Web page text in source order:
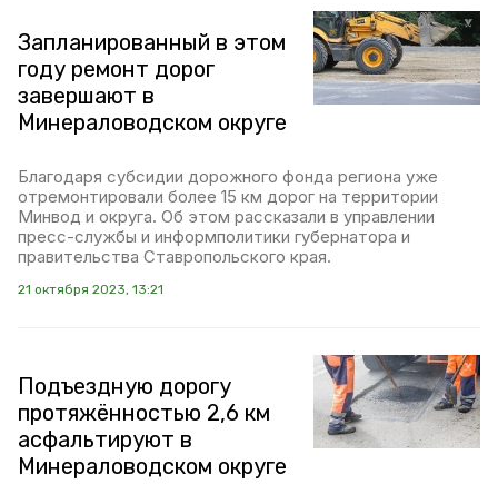
Запланированный в этом
году ремонт дорог
завершают в
Минераловодском округе
Благодаря субсидии дорожного фонда региона уже
отремонтировали более 15 км дорог на территории
Минвод и округа. Об этом рассказали в управлении
пресс-службы и информполитики губернатора и
правительства Ставропольского края.
21 октября 2023, 13:21
Подъездную дорогу
протяжённостью 2,6 км
асфальтируют в
Минераловодском округе